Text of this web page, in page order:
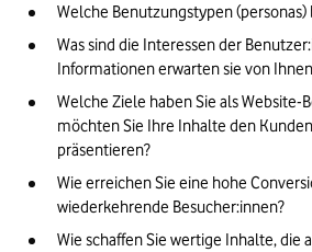
Welche Benutzungstypen (personas)
Was sind die Interessen der
Informationen erwarten sie von
Welche Ziele haben Sie als Website-
möchten Sie Ihre Inhalte den
präsentieren?
Wie erreichen Sie eine hohe
wiederkehrende Besucher:innen?
Wie schaffen Sie wertige Inhalte, die